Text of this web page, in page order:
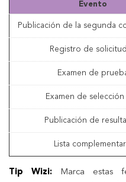
Evento
Publicación de la segunda
Registro de
Examen de
Examen de selección
Publicación de
Lista
Tip Wizi: Marca estas